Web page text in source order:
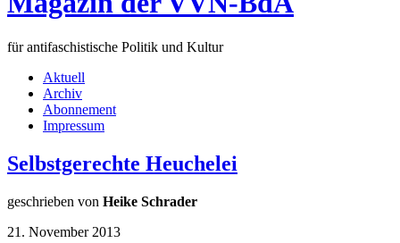
für antifaschistische Politik und Kultur
Aktuell
Archiv
Abonnement
Impressum
Selbstgerechte Heuchelei
geschrieben von Heike Schrader
21. November 2013